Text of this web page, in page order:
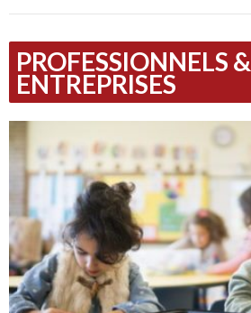
PROFESSIONNELS &
ENTREPRISES